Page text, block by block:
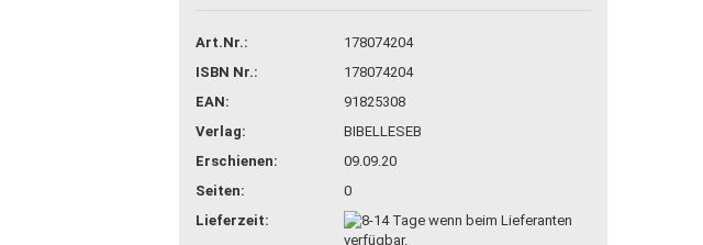
Konto erstellen
Passwort vergessen?
Art.Nr.:
178074204
ISBN Nr.:
178074204
EAN:
91825308
Verlag:
BIBELLESEB
Erschienen:
09.09.20
Seiten:
0
Lieferzeit: